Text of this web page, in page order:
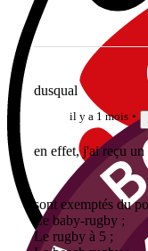
dusqual
il y a 1 mois
en effet, j'ai reçu un
sont exemptés du
Le baby-rugby ;
Le rugby à 5 ;